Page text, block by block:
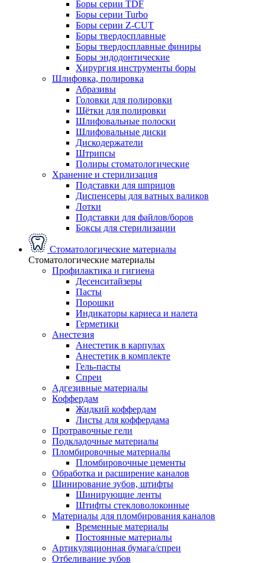
Боры серии TDF
Боры серии Turbo
Боры серии Z-CUT
Боры твердосплавные
Боры твердосплавные финиры
Боры эндодонтические
Хирургия инструменты боры
Шлифовка, полировка
Абразивы
Головки для полировки
Щётки для полировки
Шлифовальные полоски
Шлифовальные диски
Дискодержатели
Штрипсы
Полиры стоматологические
Хранение и стерилизация
Подставки для шприцов
Диспенсеры для ватных валиков
Лотки
Подставки для файлов/боров
Боксы для стерилизации
Стоматологические материалы
Стоматологические материалы
Профилактика и гигиена
Десенситайзеры
Пасты
Порошки
Индикаторы кариеса и налета
Герметики
Анестезия
Анестетик в карпулах
Анестетик в комплекте
Гель-пасты
Спреи
Адгезивные материалы
Коффердам
Жидкий коффердам
Листы для коффердама
Протравочные гели
Подкладочные материалы
Пломбировочные материалы
Пломбировочные цементы
Обработка и расширение каналов
Шинирование зубов, штифты
Шинирующие ленты
Штифты стекловолоконные
Материалы для пломбирования каналов
Временные материалы
Постоянные материалы
Артикуляционная бумага/спреи
Отбеливание зубов